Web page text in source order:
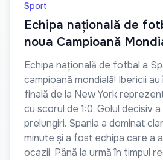
Sport
Echipa națională de
noua Campioană
Echipa națională de fotbal a
campioană mondială! Ibericii
finală de la New York
cu scorul de 1:0. Golul decisiv
prelungiri. Spania a dominat
minute și a fost echipa care a
ocazii. Până la urmă în timpul